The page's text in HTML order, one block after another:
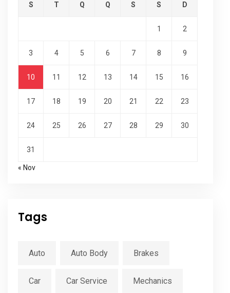
S T Q Q S S D
1 2
3 4 5 6 7 8 9
10 11 12 13 14 15 16
17 18 19 20 21 22 23
24 25 26 27 28 29 30
31
« Nov
Tags
Auto Auto Body Brakes
Car Car Service Mechanics